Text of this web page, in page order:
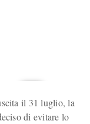
il 31 luglio, la
di evitare lo